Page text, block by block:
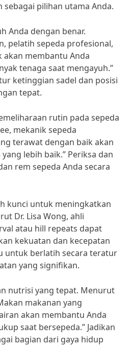
pilihan utama Anda.
Anda dengan benar.
pelatih sepeda profesional,
akan membantu Anda
tenaga saat mengayuh.”
ketinggian sadel dan posisi
tepat.
rutin pada sepeda
mekanik sepeda
terawat dengan baik akan
lebih baik.” Periksa dan
rem sepeda Anda secara
kunci untuk meningkatkan
Dr. Lisa Wong, ahli
atau hill repeats dapat
kekuatan dan kecepatan
untuk berlatih secara teratur
yang signifikan.
nutrisi yang tepat. Menurut
makanan yang
akan membantu Anda
saat bersepeda.” Jadikan
bagian dari gaya hidup